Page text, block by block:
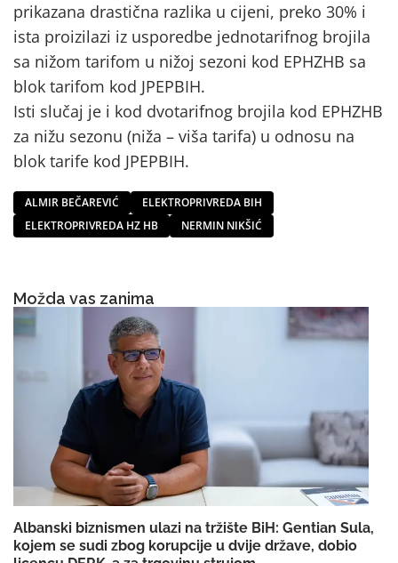
prikazana drastična razlika u cijeni, preko 30% i
ista proizilazi iz usporedbe jednotarifnog brojila
sa nižom tarifom u nižoj sezoni kod EPHZHB sa
blok tarifom kod JPEPBIH.
Isti slučaj je i kod dvotarifnog brojila kod EPHZHB
za nižu sezonu (niža – viša tarifa) u odnosu na
blok tarife kod JPEPBIH.
ALMIR BEČAREVIĆ
ELEKTROPRIVREDA BIH
ELEKTROPRIVREDA HZ HB
NERMIN NIKŠIĆ
Možda vas zanima
Albanski biznismen ulazi na tržište BiH: Gentian Sula,
kojem se sudi zbog korupcije u dvije države, dobio